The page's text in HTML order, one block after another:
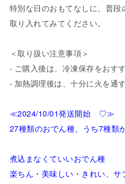
特別な日のおもてなしに、普段
取り入れてみてください。
＜取り扱い注意事項＞
- ご購入後は、冷凍保存をおす
- 加熱調理後は、十分に火を通
≪2024/10/01発送開始 ♡≫
27種類のおでん種、うち7種類
煮込まなくていいおでん種
楽ちん・美味しい・きれい、サ